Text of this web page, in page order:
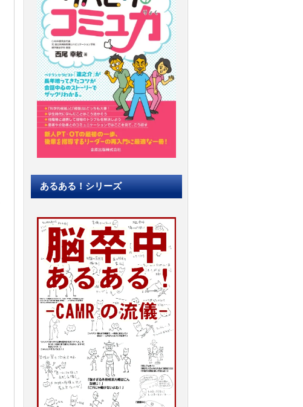
あるある！シリーズ